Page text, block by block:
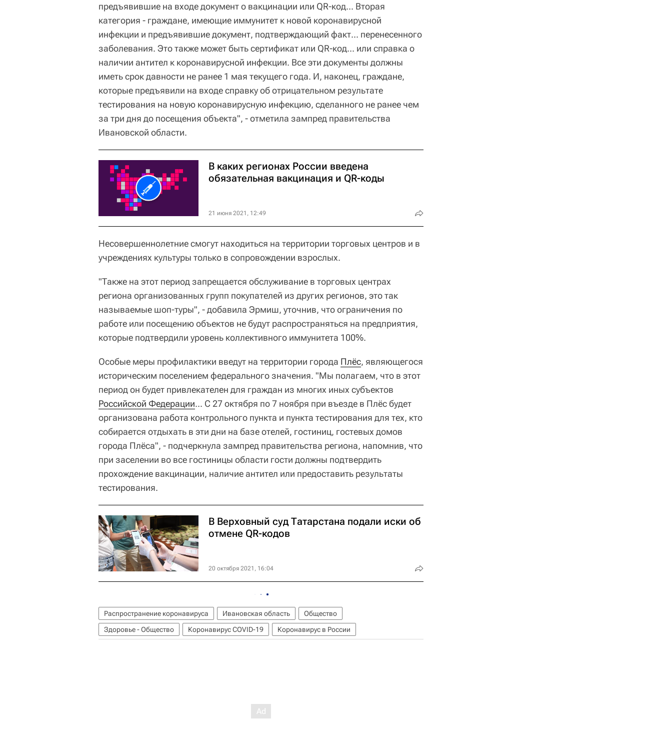
предъявившие на входе документ о вакцинации или QR-код... Вторая
категория - граждане, имеющие иммунитет к новой коронавирусной
инфекции и предъявившие документ, подтверждающий факт... перенесенного
заболевания. Это также может быть сертификат или QR-код... или справка о
наличии антител к коронавирусной инфекции. Все эти документы должны
иметь срок давности не ранее 1 мая текущего года. И, наконец, граждане,
которые предъявили на входе справку об отрицательном результате
тестирования на новую коронавирусную инфекцию, сделанного не ранее чем
за три дня до посещения объекта", - отметила зампред правительства
Ивановской области.
В каких регионах России введена
обязательная вакцинация и QR-коды
21 июня 2021, 12:49
Несовершеннолетние смогут находиться на территории торговых центров и в
учреждениях культуры только в сопровождении взрослых.
"Также на этот период запрещается обслуживание в торговых центрах
региона организованных групп покупателей из других регионов, это так
называемые шоп-туры", - добавила Эрмиш, уточнив, что ограничения по
работе или посещению объектов не будут распространяться на предприятия,
которые подтвердили уровень коллективного иммунитета 100%.
Особые меры профилактики введут на территории города Плёс, являющегося
историческим поселением федерального значения. "Мы полагаем, что в этот
период он будет привлекателен для граждан из многих иных субъектов
Российской Федерации... С 27 октября по 7 ноября при въезде в Плёс будет
организована работа контрольного пункта и пункта тестирования для тех, кто
собирается отдыхать в эти дни на базе отелей, гостиниц, гостевых домов
города Плёса", - подчеркнула зампред правительства региона, напомнив, что
при заселении во все гостиницы области гости должны подтвердить
прохождение вакцинации, наличие антител или предоставить результаты
тестирования.
В Верховный суд Татарстана подали иски об
отмене QR-кодов
20 октября 2021, 16:04
Распространение коронавируса Ивановская область
Общество
Здоровье - Общество
Коронавирус COVID-19 Коронавирус в России